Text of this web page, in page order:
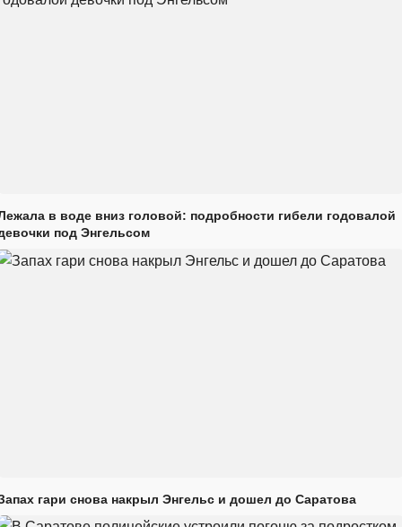
в воде вниз головой: подробности гибели годовалой
под Энгельсом
гари снова накрыл Энгельс и дошел до Саратова